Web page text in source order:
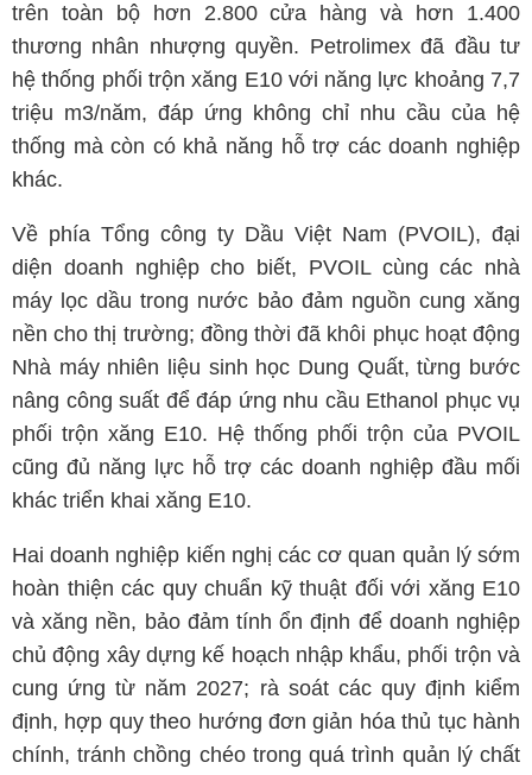
trên toàn bộ hơn 2.800 cửa hàng và hơn 1.400
thương nhân nhượng quyền. Petrolimex đã đầu tư
hệ thống phối trộn xăng E10 với năng lực khoảng 7,7
triệu m3/năm, đáp ứng không chỉ nhu cầu của hệ
thống mà còn có khả năng hỗ trợ các doanh nghiệp
khác.
Về phía Tổng công ty Dầu Việt Nam (PVOIL), đại
diện doanh nghiệp cho biết, PVOIL cùng các nhà
máy lọc dầu trong nước bảo đảm nguồn cung xăng
nền cho thị trường; đồng thời đã khôi phục hoạt động
Nhà máy nhiên liệu sinh học Dung Quất, từng bước
nâng công suất để đáp ứng nhu cầu Ethanol phục vụ
phối trộn xăng E10. Hệ thống phối trộn của PVOIL
cũng đủ năng lực hỗ trợ các doanh nghiệp đầu mối
khác triển khai xăng E10.
Hai doanh nghiệp kiến nghị các cơ quan quản lý sớm
hoàn thiện các quy chuẩn kỹ thuật đối với xăng E10
và xăng nền, bảo đảm tính ổn định để doanh nghiệp
chủ động xây dựng kế hoạch nhập khẩu, phối trộn và
cung ứng từ năm 2027; rà soát các quy định kiểm
định, hợp quy theo hướng đơn giản hóa thủ tục hành
chính, tránh chồng chéo trong quá trình quản lý chất